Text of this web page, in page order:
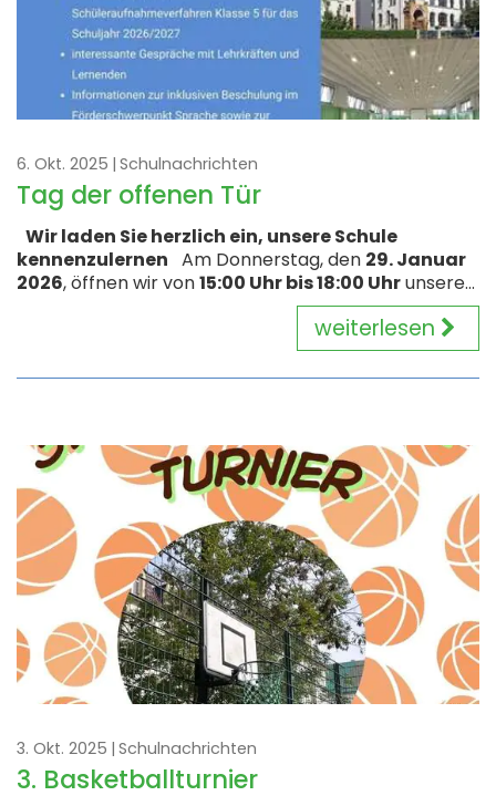
6. Okt. 2025 Schulnachrichten
Tag der offenen Tür
Wir laden Sie herzlich ein, unsere Schule
kennenzulernen Am Donnerstag, den 29. Januar
2026, öffnen wir von15:00 Uhr bis 18:00 Uhrunsere...
weiterlesen
3. Okt. 2025 Schulnachrichten
3. Basketballturnier